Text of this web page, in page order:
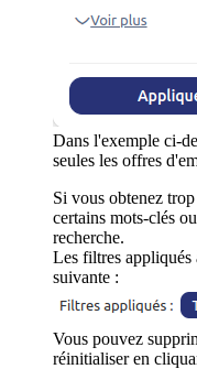
Dans l'exemple ci-
seules les offres
Si vous obtenez
certains mots-clés
recherche.
Les filtres appliqués
suivante :
Vous pouvez
réinitialiser en